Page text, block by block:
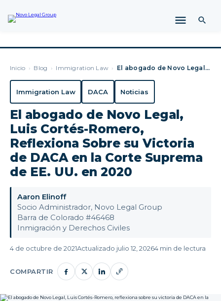
Inicio › Blog › Immigration Law › El abogado de Novo Legal, Luis Cortés-Romero, Reflexiona Sob…
Immigration Law DACA Noticias
El abogado de Novo Legal,
Luis Cortés-Romero,
Reflexiona Sobre su Victoria
de DACA en la Corte Suprema
de EE. UU. en 2020
Aaron Elinoff
Socio Administrador, Novo Legal Group
Barra de Colorado #46468
Inmigración y Derechos Civiles
4 de octubre de 2021Actualizado julio 12, 20264 min de lectura
COMPARTIR